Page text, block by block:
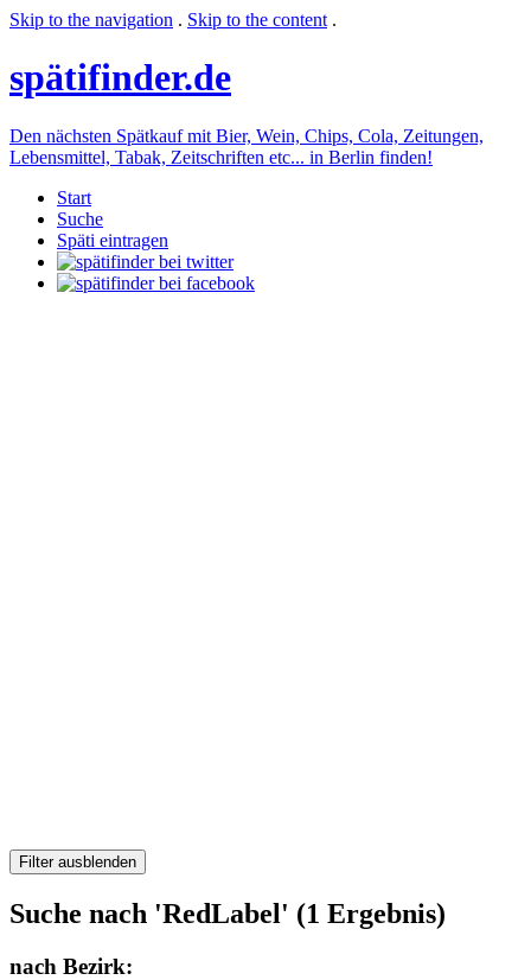
Skip to the navigation . Skip to the content .
spätifinder.de
Den nächsten Spätkauf mit Bier, Wein, Chips, Cola, Zeitungen,
Lebensmittel, Tabak, Zeitschriften etc... in Berlin finden!
Start
Suche
Späti eintragen
Filter ausblenden
Suche nach 'RedLabel' (1 Ergebnis)
nach Bezirk: